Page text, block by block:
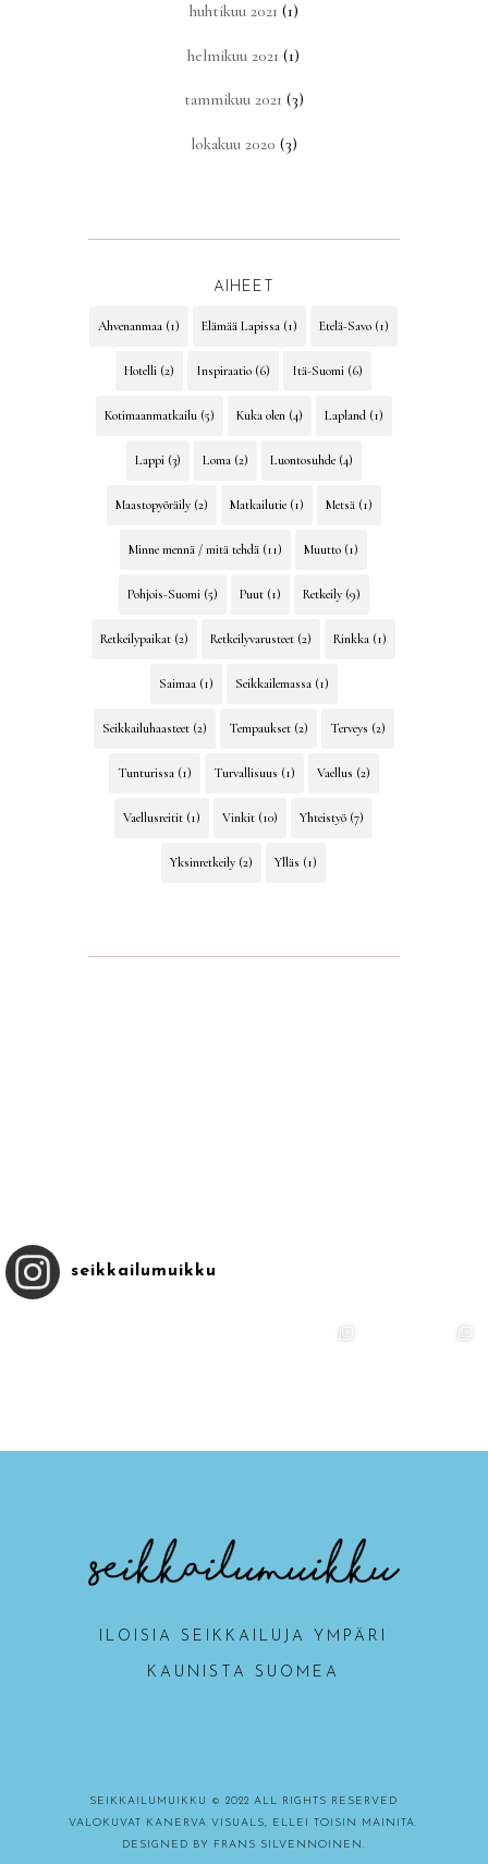
huhtikuu 2021 (1)
helmikuu 2021 (1)
tammikuu 2021 (3)
lokakuu 2020 (3)
AIHEET
Ahvenanmaa (1) Elämää Lapissa (1) Etelä-Savo (1)
Hotelli (2) Inspiraatio (6) Itä-Suomi (6)
Kotimaanmatkailu(5) Kuka olen(4) Lapland(1)
Lappi(3) Loma(2) Luontosuhde(4)
Maastopyöräily(2) Matkailutie(1) Metsä(1)
Minne mennä / mitä tehdä (11) Muutto (1)
Pohjois-Suomi(5) Puut(1) Retkeily(9)
Retkeilypaikat (2) Retkeilyvarusteet (2) Rinkka (1)
Saimaa(1) Seikkailemassa(1)
Seikkailuhaasteet(2) Tempaukset(2) Terveys (2)
Tunturissa(1) Turvallisuus (1) Vaellus (2)
Vaellusreitit (1) Vinkit (10) Yhteistyö (7)
Yksinretkeily (2) Ylläs (1)
seikkailumuikku
ILOISIA SEIKKAILUJA YMPÄRI
KAUNISTA SUOMEA
SEIKKAILUMUIKKU © 2022 ALL RIGHTS RESERVED
VALOKUVAT KANERVA VISUALS, ELLEI TOISIN MAINITA.
DESIGNED BY FRANS SILVENNOINEN.